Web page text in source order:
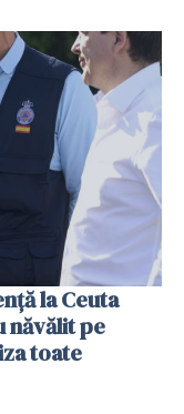
la Ceuta
năvălit pe
toate